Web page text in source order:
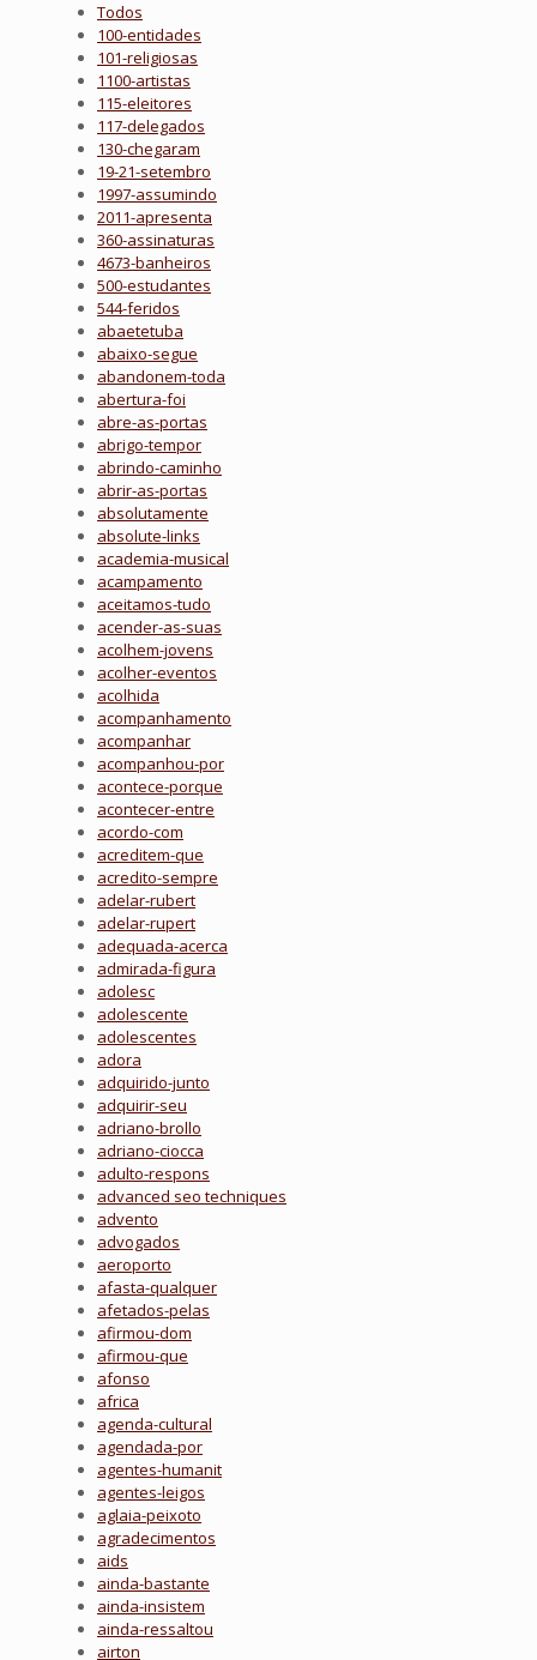
Todos
100-entidades
101-religiosas
1100-artistas
115-eleitores
117-delegados
130-chegaram
19-21-setembro
1997-assumindo
2011-apresenta
360-assinaturas
4673-banheiros
500-estudantes
544-feridos
abaetetuba
abaixo-segue
abandonem-toda
abertura-foi
abre-as-portas
abrigo-tempor
abrindo-caminho
abrir-as-portas
absolutamente
absolute-links
academia-musical
acampamento
aceitamos-tudo
acender-as-suas
acolhem-jovens
acolher-eventos
acolhida
acompanhamento
acompanhar
acompanhou-por
acontece-porque
acontecer-entre
acordo-com
acreditem-que
acredito-sempre
adelar-rubert
adelar-rupert
adequada-acerca
admirada-figura
adolesc
adolescente
adolescentes
adora
adquirido-junto
adquirir-seu
adriano-brollo
adriano-ciocca
adulto-respons
advanced seo techniques
advento
advogados
aeroporto
afasta-qualquer
afetados-pelas
afirmou-dom
afirmou-que
afonso
africa
agenda-cultural
agendada-por
agentes-humanit
agentes-leigos
aglaia-peixoto
agradecimentos
aids
ainda-bastante
ainda-insistem
ainda-ressaltou
airton